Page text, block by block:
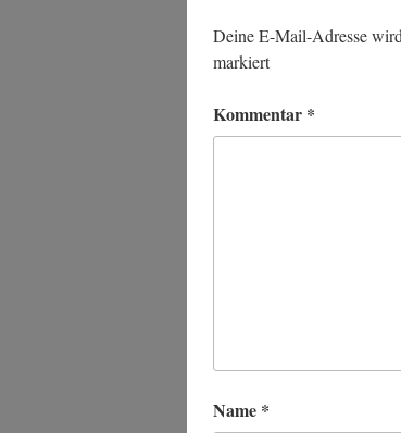
Deine E-Mail-Adresse
markiert
Kommentar *
Name *